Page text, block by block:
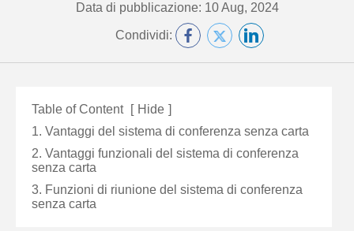
Data di pubblicazione: 10 Aug, 2024
Condividi:
Table of Content [ Hide ]
1. Vantaggi del sistema di conferenza senza carta
2. Vantaggi funzionali del sistema di conferenza
senza carta
3. Funzioni di riunione del sistema di conferenza
senza carta